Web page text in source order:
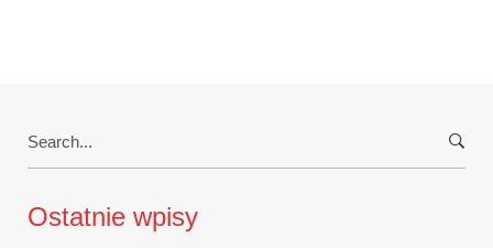
Ostatnie wpisy